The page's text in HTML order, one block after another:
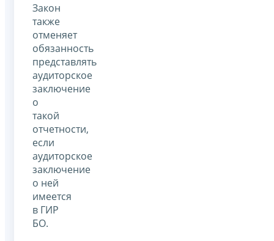
Закон
также
отменяет
обязанность
представлять
аудиторское
заключение
о
такой
отчетности,
если
аудиторское
заключение
о ней
имеется
в ГИР
БО.